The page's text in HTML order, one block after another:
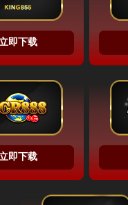
即下载
即下载